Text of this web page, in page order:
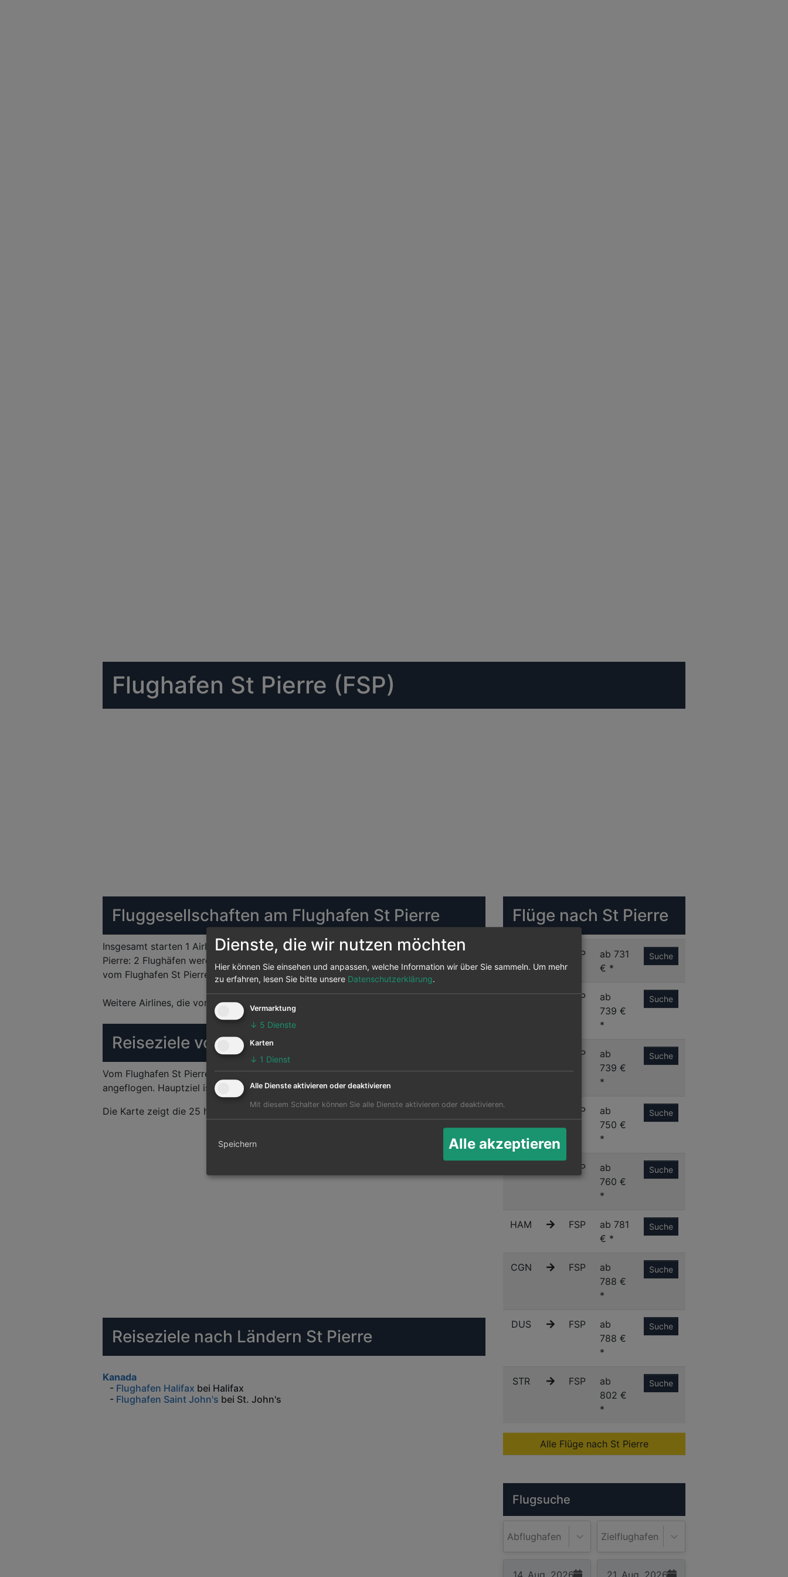
Flughafen St Pierre (FSP)
Fluggesellschaften am Flughafen St Pierre
Insgesamt starten 1 Airlines vom Flughafen St Pierre Die meisten Ziele bedient Air St.
Pierre: 2 Flughäfen werden von ihr von hier aus angeflogen, das sind 0 Prozent aller
vom Flughafen St Pierre abgehenden Strecken.
Weitere Airlines, die vom Flughafen St Pierre abfliegen sind
Reiseziele von St Pierre
Vom Flughafen St Pierre können 2 andere Flughäfen in diversen Ländern werden auch
angeflogen. Hauptziel ist der Halifax in Halifax.
Die Karte zeigt die 25 häufigsten Flugziele ab St Pierre:
Reiseziele nach Ländern St Pierre
Kanada
- Flughafen Halifax bei Halifax
- Flughafen Saint John's bei St. John's
Flüge nach St Pierre
FSP
ab 731
€ *
Suche
FRA FSP
ab
739 €
*
Suche
FSP
ab
739 €
*
Suche
FSP
ab
750 €
*
Suche
FSP
ab
760 €
*
Suche
HAM FSP
ab 781
€ *
Suche
CGN FSP
ab
788 €
*
Suche
DUS FSP
ab
788 €
*
Suche
STR FSP
ab
802 €
*
Suche
Alle Flüge nach St Pierre
Flugsuche
Abflughafen Zielflughafen
Dienste, die wir nutzen möchten
Hier können Sie einsehen und anpassen, welche Information wir über Sie sammeln. Um mehr
zu erfahren, lesen Sie bitte unsere Datenschutzerklärung.
Vermarktung
↓ 5 Dienste
Karten
↓ 1 Dienst
Alle Dienste aktivieren oder deaktivieren
Mit diesem Schalter können Sie alle Dienste aktivieren oder deaktivieren.
Speichern Alle akzeptieren